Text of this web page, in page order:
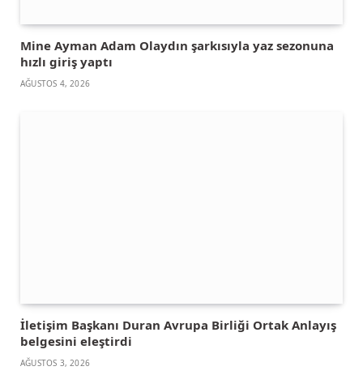
Mine Ayman Adam Olaydın şarkısıyla yaz sezonuna
hızlı giriş yaptı
AĞUSTOS 4, 2026
İletişim Başkanı Duran Avrupa Birliği Ortak Anlayış
belgesini eleştirdi
AĞUSTOS 3, 2026